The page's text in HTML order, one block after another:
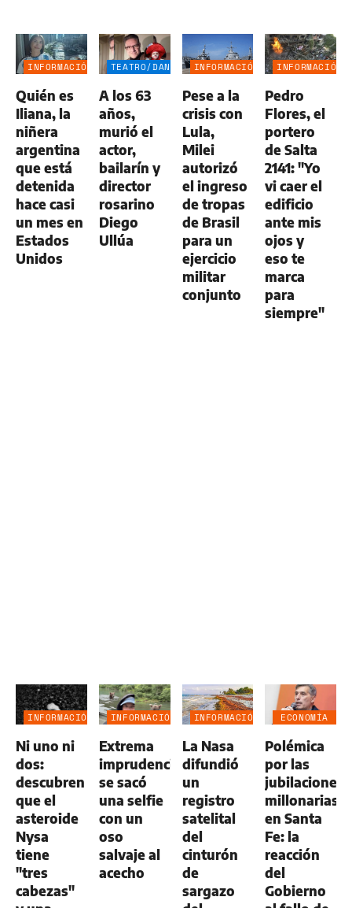
INFORMACIÓN
Quién es
Iliana, la
niñera
argentina
que está
detenida
hace casi
un mes en
Estados
Unidos
TEATRO/DANZA
A los 63
años,
murió el
actor,
bailarín y
director
rosarino
Diego
Ullúa
INFORMACIÓN
Pese a la
crisis con
Lula,
Milei
autorizó
el ingreso
de tropas
de Brasil
para un
ejercicio
militar
conjunto
INFORMACIÓN
Pedro
Flores, el
portero
de Salta
2141: "Yo
vi caer el
edificio
ante mis
ojos y
eso te
marca
para
siempre"
INFORMACIÓN
Ni uno ni
dos:
descubren
que el
asteroide
Nysa
tiene
"tres
cabezas"
INFORMACIÓN
Extrema
imprudencia:
se sacó
una selfie
con un
oso
salvaje al
acecho
INFORMACIÓN
La Nasa
difundió
un
registro
satelital
del
cinturón
de
sargazo
ECONOMÍA
AGRO
Polémica
por las
jubilaciones
millonarias
en Santa
Fe: la
reacción
del
Gobierno